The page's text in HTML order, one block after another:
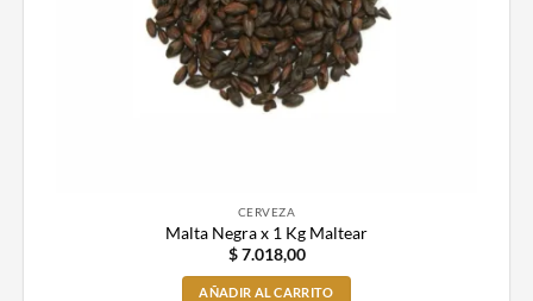
CERVEZA
Malta Negra x 1 Kg Maltear
$7.018,00
AÑADIR AL CARRITO